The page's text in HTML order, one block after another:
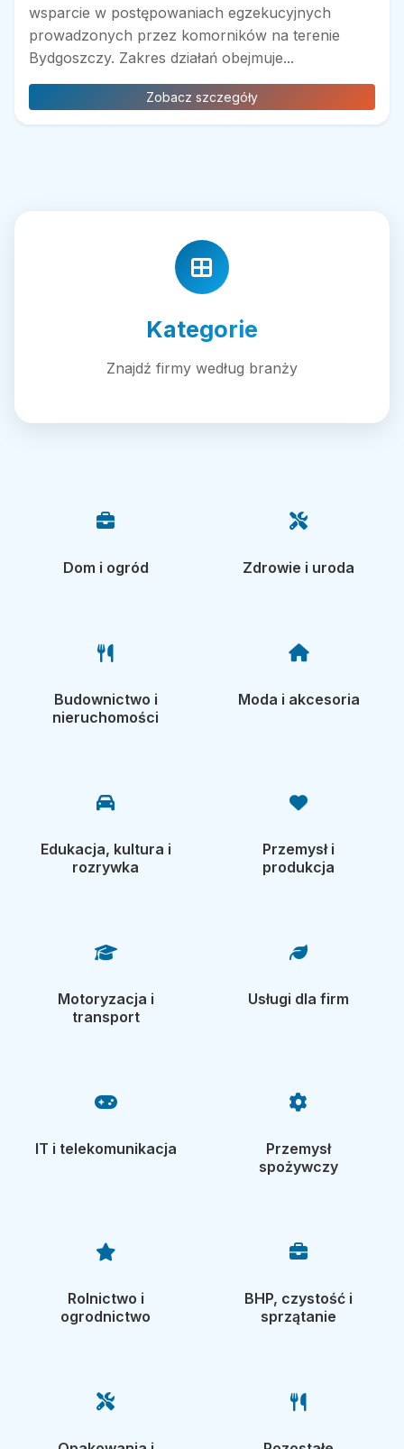
wsparcie w postępowaniach egzekucyjnych
prowadzonych przez komorników na terenie
Bydgoszczy. Zakres działań obejmuje...
Zobacz szczegóły
Kategorie
Znajdź firmy według branży
Dom i ogród Zdrowie i uroda
Budownictwo i
nieruchomości
Moda i akcesoria
Edukacja, kultura i
rozrywka
Przemysł i
produkcja
Motoryzacja i
transport
Usługi dla firm
IT i telekomunikacja
Przemysł
spożywczy
Rolnictwo i
ogrodnictwo
BHP, czystość i
sprzątanie